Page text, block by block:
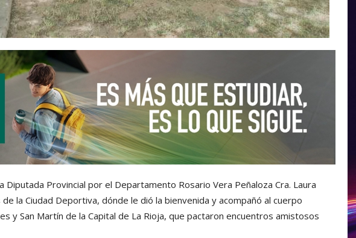
Diputada Provincial por el Departamento Rosario Vera Peñaloza Cra. Laura
la Ciudad Deportiva, dónde le dió la bienvenida y acompañó al cuerpo
y San Martín de la Capital de La Rioja, que pactaron encuentros amistosos